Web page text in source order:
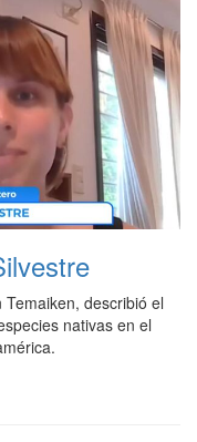
describió el
nativas en el